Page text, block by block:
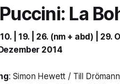
La
| 19. | 26. (nm + abd) | 29.
2014
: Simon Hewett / Till Drömann